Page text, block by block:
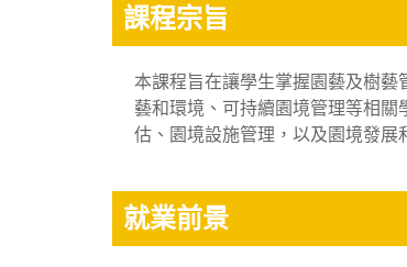
課程宗旨
本課程旨在讓學生掌握園藝及樹
藝和環境、可持續園境管理等相
估、園境設施管理，以及園境發展
就業前景